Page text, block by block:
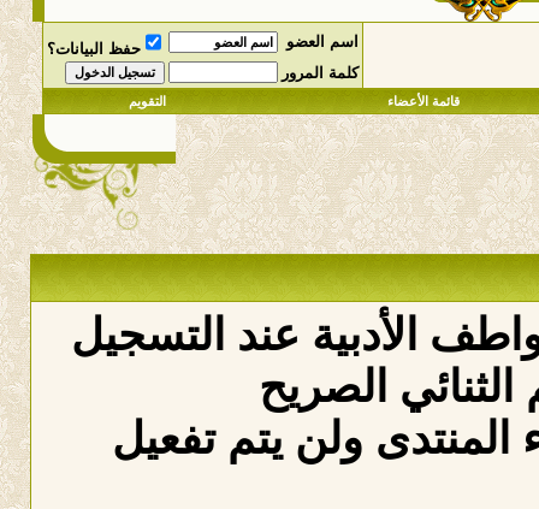
اسم العضو
حفظ البيانات؟
كلمة المرور
قائمة الأعضاء التقويم
الأدبية عند التسجيل
الصريح
ولن يتم تفعيل